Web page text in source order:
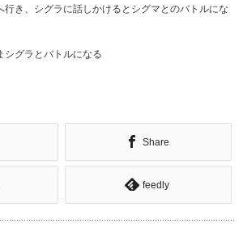
き、シグラに話しかけるとシグマとのバトルにな
グラとバトルになる
Share
feedly